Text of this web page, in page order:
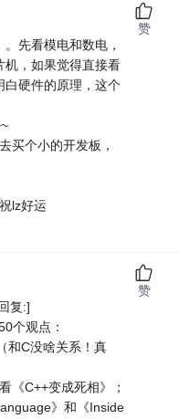
先看模电和数电，
机，如果觉得直接看
白硬件的原理，这个
买个小的开发板，
lz好运
赞
复:]
个观点：
和C没啥关系！真
《C++变成死相》；
》和《Inside
赞